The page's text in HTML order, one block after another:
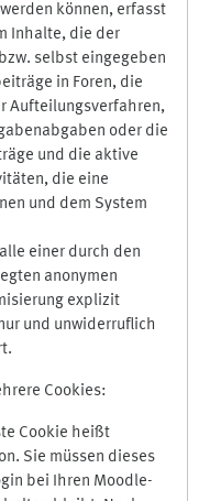
können, erfasst
Inhalte, die der
selbst eingegeben
in Foren, die
Aufteilungsverfahren,
oder die
und die aktive
die eine
und dem System
einer durch den
anonymen
explizit
und unwiderruflich
Cookies:
Cookie heißt
Sie müssen dieses
bei Ihren Moodle-